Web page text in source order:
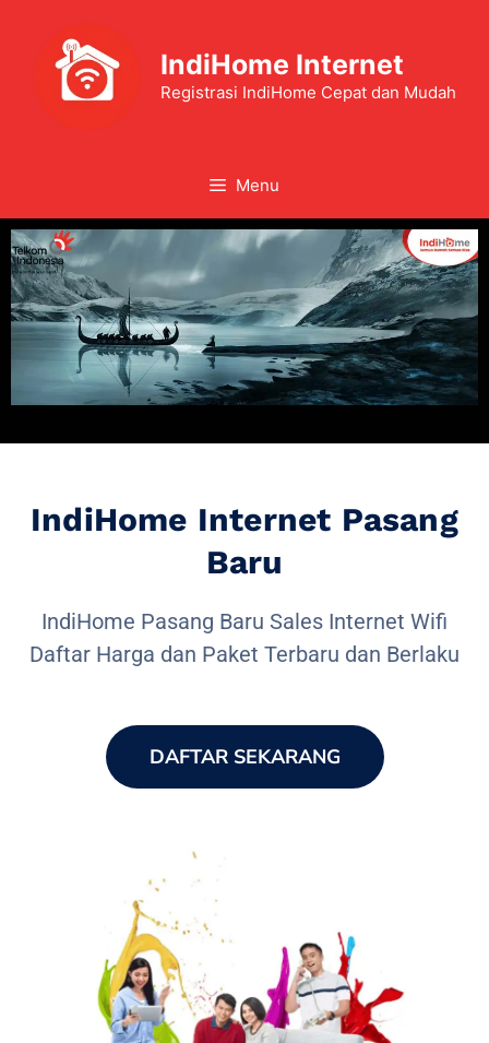
IndiHome Internet
Registrasi IndiHome Cepat dan Mudah
Menu
IndiHome Internet Pasang
Baru
IndiHome Pasang Baru Sales Internet Wifi
Daftar Harga dan Paket Terbaru dan Berlaku
DAFTAR SEKARANG